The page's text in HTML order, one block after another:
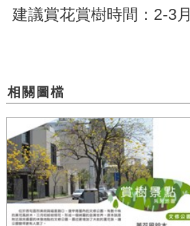
建議賞花賞樹時間：2-3月
相關圖檔